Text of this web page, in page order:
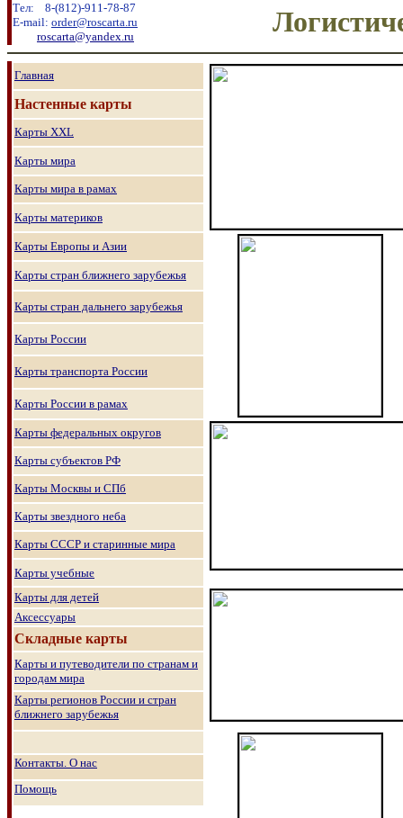
Тел: 8-(812)-911-78-87
E-mail: order@roscarta.ru
roscarta@yandex.ru
Главная
Настенные карты
Карты XXL
Карты мира
Карты мира в рамах
Карты материков
Карты Европы и Азии
Карты стран ближнего зарубежья
Карты стран дальнего зарубежья
Карты России
Карты транспорта России
Карты России в рамах
Карты федеральных округов
Карты субъектов РФ
Карты Москвы и СПб
Карты звездного неба
Карты СССР и старинные мира
Карты учебные
Карты для детей
Аксессуары
Складные карты
Карты и путеводители по странам и
городам мира
Карты регионов России и стран
ближнего зарубежья
Контакты. О нас
Помощь